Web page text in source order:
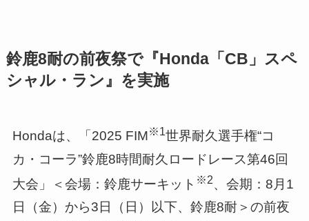
鈴鹿8耐の前夜祭で『Honda「CB」スペ
シャル・ラン』を実施
Hondaは、「2025 FIM※1世界耐久選手権“コ
カ・コーラ”鈴鹿8時間耐久ロードレース第46回
大会」＜会場：鈴鹿サーキット ※2、会期：8月1
日（金）から3日（日）以下、鈴鹿8耐＞の前夜